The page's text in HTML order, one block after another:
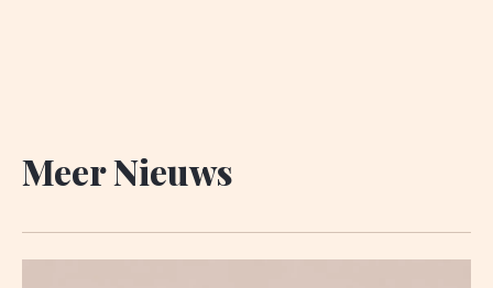
Meer Nieuws